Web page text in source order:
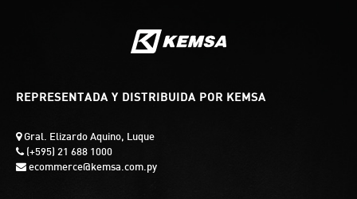
REPRESENTADA Y DISTRIBUIDA POR KEMSA
Gral. Elizardo Aquino, Luque
(+595) 21 688 1000
ecommerce@kemsa.com.py